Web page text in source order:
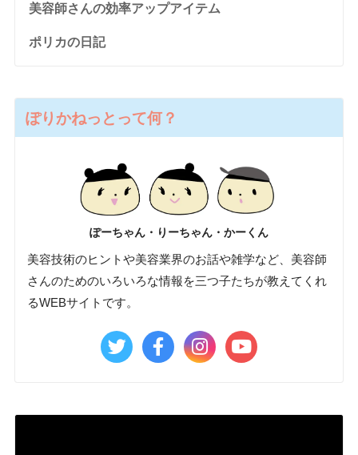
美容師さんの効率アップアイテム
ポリカの日記
ぽりかねっとって何？
ぽーちゃん・りーちゃん・かーくん
美容技術のヒントや美容業界のお話や雑学など、美容師
さんのためのいろいろな情報を三つ子たちが教えてくれ
るWEBサイトです。